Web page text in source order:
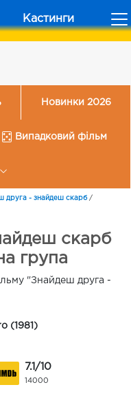
Кастинги
Новинки 2026
Випадковий фільм
друга - знайдеш скарб/
скарб
група
"Знайдеш друга -
(1981)
7.1/10
14000